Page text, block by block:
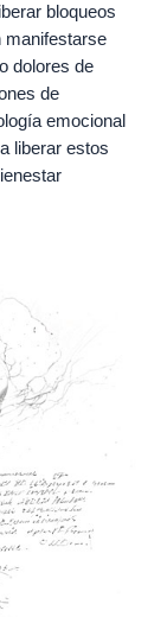
bloqueos
manifestarse
dolores de
de
emocional
liberar estos